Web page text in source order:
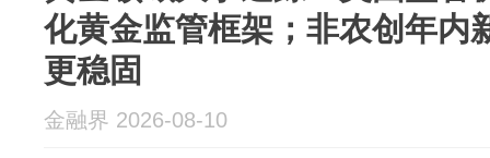
化黄金监管框架；非农创年内
更稳固
金融界 2026-08-10